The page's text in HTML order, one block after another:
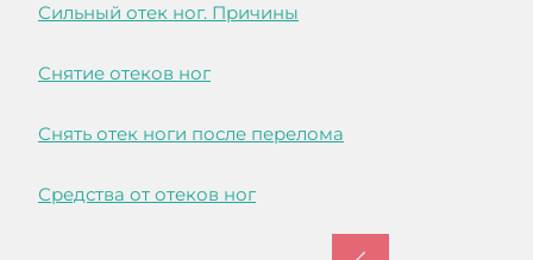
Сильный отек ног. Причины
Снятие отеков ног
Снять отек ноги после перелома
Средства от отеков ног